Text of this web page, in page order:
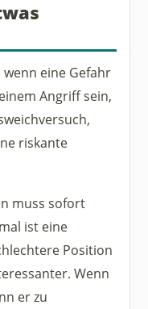
eine Gefahr
Angriff sein,
riskante
muss sofort
ist eine
Position
Wenn
er zu